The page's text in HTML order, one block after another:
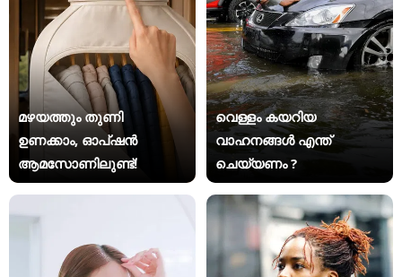
മഴയത്തും തുണി
ഉണക്കാം, ഓപ്ഷൻ
ആമസോണിലുണ്ട്!
വെള്ളം കയറിയ
വാഹനങ്ങൾ എന്ത്
ചെയ്യണം ?